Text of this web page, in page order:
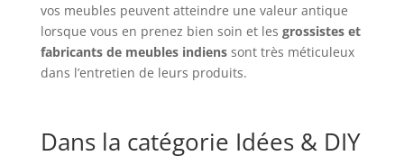
vos meubles peuvent atteindre une valeur antique
lorsque vous en prenez bien soin et les grossistes et
fabricants de meubles indienssont très méticuleux
dans l’entretien de leurs produits.
Dans la catégorie Idées & DIY